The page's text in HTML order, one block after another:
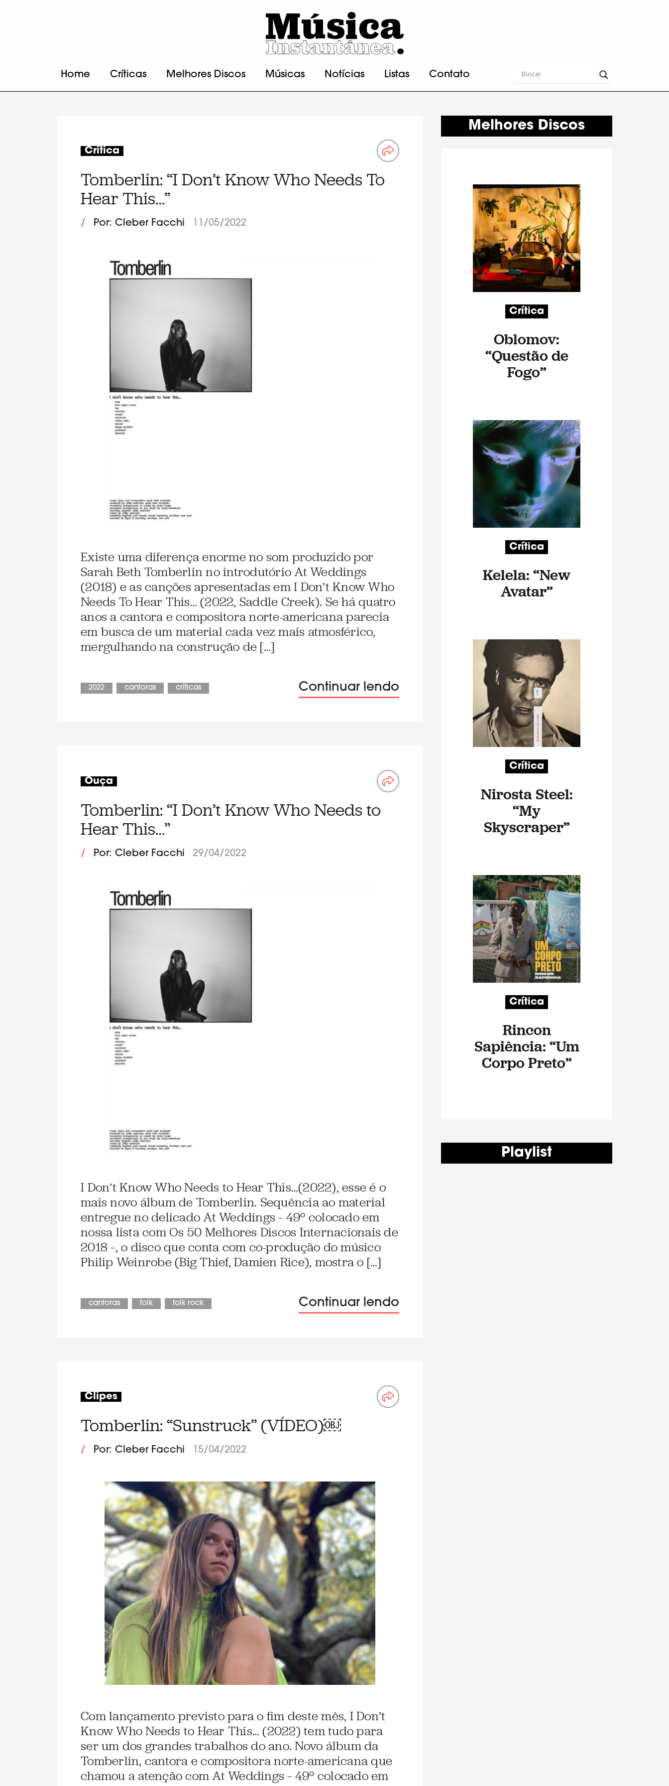
Home Críticas Melhores Discos Músicas Notícias Listas Contato
Crítica
Tomberlin: “I Don’t Know Who Needs To
Hear This…”
/ Por: Cleber Facchi 11/05/2022
Existe uma diferença enorme no som produzido por
Sarah Beth Tomberlin no introdutório At Weddings
(2018) e as canções apresentadas em I Don’t Know Who
Needs To Hear This… (2022, Saddle Creek). Se há quatro
anos a cantora e compositora norte-americana parecia
em busca de um material cada vez mais atmosférico,
mergulhando na construção de […]
2022 cantoras críticas Continuar lendo
Ouça
Tomberlin: “I Don’t Know Who Needs to
Hear This…”
/ Por: Cleber Facchi 29/04/2022
I Don’t Know Who Needs to Hear This…(2022), esse é o
mais novo álbum de Tomberlin. Sequência ao material
entregue no delicado At Weddings – 49º colocado em
nossa lista com Os 50 Melhores Discos Internacionais de
2018 –, o disco que conta com co-produção do músico
Philip Weinrobe (Big Thief, Damien Rice), mostra o […]
cantoras folk folk rock Continuar lendo
Clipes
Tomberlin: “Sunstruck” (VÍDEO)￼
/ Por: Cleber Facchi 15/04/2022
Com lançamento previsto para o fim deste mês, I Don’t
Know Who Needs to Hear This… (2022) tem tudo para
ser um dos grandes trabalhos do ano. Novo álbum da
Tomberlin, cantora e compositora norte-americana que
chamou a atenção com At Weddings – 49º colocado em
Melhores Discos
Crítica
Oblomov:
“Questão de
Fogo”
Crítica
Kelela: “New
Avatar”
Crítica
Nirosta Steel:
“My
Skyscraper”
Crítica
Rincon
Sapiência: “Um
Corpo Preto”
Playlist